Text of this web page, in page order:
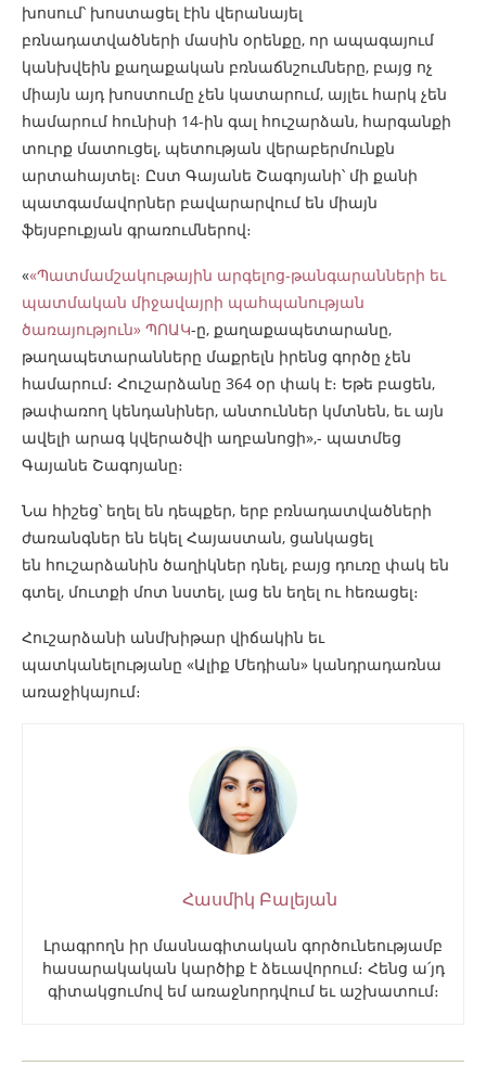
խոսում՝ խոստացել էին վերանայել
բռնադատվածների մասին օրենքը, որ ապագայում
կանխվեին քաղաքական բռնաճնշումները, բայց ոչ
միայն այդ խոստումը չեն կատարում, այլեւ հարկ չեն
համարում հունիսի 14-ին գալ հուշարձան, հարգանքի
տուրք մատուցել, պետության վերաբերմունքն
արտահայտել։ Ըստ Գայանե Շագոյանի՝ մի քանի
պատգամավորներ բավարարվում են միայն
ֆեյսբուքյան գրառումներով։
««Պատմամշակութային արգելոց-թանգարանների եւ
պատմական միջավայրի պահպանության
ծառայություն» ՊՈԱԿ-ը, քաղաքապետարանը,
թաղապետարանները մաքրելն իրենց գործը չեն
համարում։ Հուշարձանը 364 օր փակ է։ Եթե բացեն,
թափառող կենդանիներ, անտուններ կմտնեն, եւ այն
ավելի արագ կվերածվի աղբանոցի»,- պատմեց
Գայանե Շագոյանը։
Նա հիշեց՝ եղել են դեպքեր, երբ բռնադատվածների
ժառանգներ են եկել Հայաստան, ցանկացել
են հուշարձանին ծաղիկներ դնել, բայց դուռը փակ են
գտել, մուտքի մոտ նստել, լաց են եղել ու հեռացել։
Հուշարձանի անմխիթար վիճակին եւ
պատկանելությանը «Ալիք Մեդիան» կանդրադառնա
առաջիկայում։
Հասմիկ Բալեյան
Լրագրողն իր մասնագիտական գործունեությամբ
հասարակական կարծիք է ձեւավորում։ Հենց ա՛յդ
գիտակցումով եմ առաջնորդվում եւ աշխատում։